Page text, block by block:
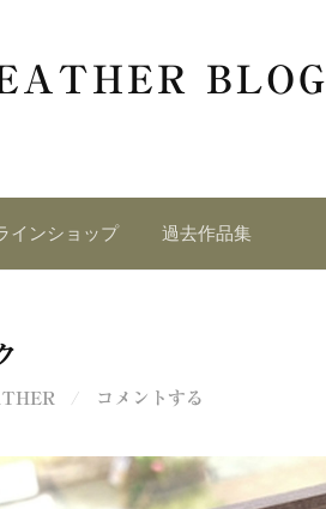
BLOG
インショップ 過去作品集
/ コメントする